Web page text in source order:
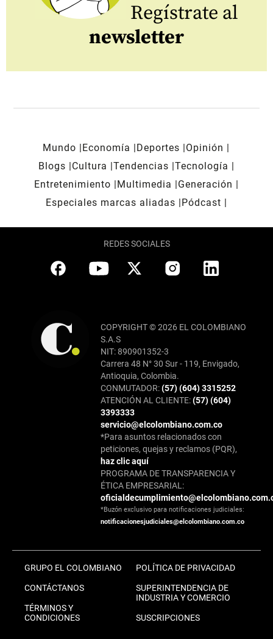
Regístrate al
newsletter
Mundo Economía Deportes
Opinión
Blogs
Cultura Tendencias Tecnología
Entretenimiento
Multimedia
Generación
Especiales marcas aliadas
Pódcast
REDES SOCIALES
COPYRIGHT © 2026 EL COLOMBIANO
S.A.S
NIT: 890901352-3
Carrera 48 N° 30 Sur - 119, Envigado,
Antioquia, Colombia.
CONMUTADOR:(57) (604) 3315252
ATENCIÓN AL CLIENTE:(57) (604)
3393333
servicio@elcolombiano.com.co
*Para asuntos relacionados con
peticiones, quejas y reclamos (PQR),
haz clic aquí
PROGRAMA DE TRANSPARENCIA Y
ÉTICA EMPRESARIAL:
*Buzón exclusivo para notificaciones judiciales:
notificacionesjudiciales@elcolombiano.com.co
GRUPO EL COLOMBIANO
CONTÁCTANOS
TÉRMINOS Y
CONDICIONES
POLÍTICA DE PRIVACIDAD
SUPERINTENDENCIA DE
INDUSTRIA Y COMERCIO
SUSCRIPCIONES